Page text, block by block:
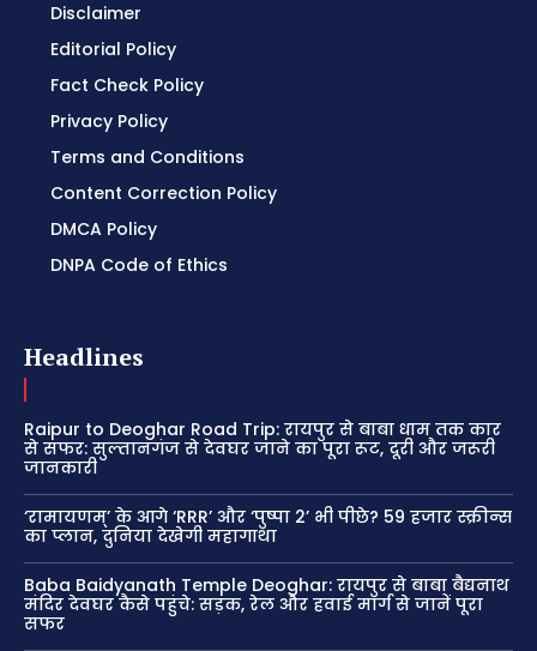
Disclaimer
Editorial Policy
Fact Check Policy
Privacy Policy
Terms and Conditions
Content Correction Policy
DMCA Policy
DNPA Code of Ethics
Headlines
Raipur to Deoghar Road Trip: रायपुर से बाबा धाम तक कार
से सफर: सुल्तानगंज से देवघर जाने का पूरा रूट, दूरी और जरूरी
जानकारी
‘रामायणम्’ के आगे ‘RRR’ और ‘पुष्पा 2’ भी पीछे? 59 हजार स्क्रीन्स
का प्लान, दुनिया देखेगी महागाथा
Baba Baidyanath Temple Deoghar: रायपुर से बाबा बैद्यनाथ
मंदिर देवघर कैसे पहुंचे: सड़क, रेल और हवाई मार्ग से जानें पूरा
सफर